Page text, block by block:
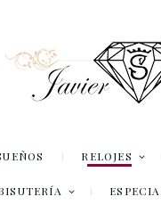
RELOJES